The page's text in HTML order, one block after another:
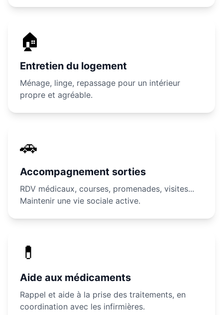
🏠
Entretien du logement
Ménage, linge, repassage pour un intérieur
propre et agréable.
🚗
Accompagnement sorties
RDV médicaux, courses, promenades, visites...
Maintenir une vie sociale active.
💊
Aide aux médicaments
Rappel et aide à la prise des traitements, en
coordination avec les infirmières.